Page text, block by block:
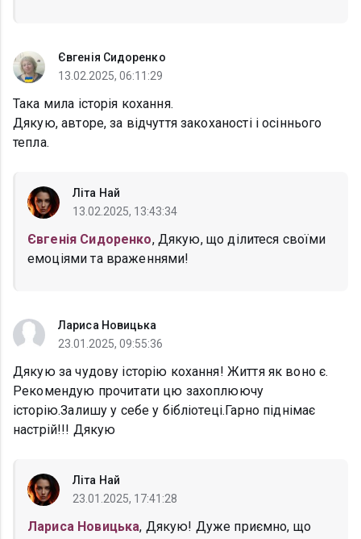
Євгенія Сидоренко
13.02.2025, 06:11:29
Така мила історія кохання.
Дякую, авторе, за відчуття закоханості і осіннього
тепла.
Літа Най
13.02.2025, 13:43:34
Євгенія Сидоренко, Дякую, що ділитеся своїми
емоціями та враженнями!
Лариса Новицька
23.01.2025, 09:55:36
Дякую за чудову історію кохання! Життя як воно є.
Рекомендую прочитати цю захоплюючу
історію.Залишу у себе у бібліотеці.Гарно піднімає
настрій!!! Дякую
Літа Най
23.01.2025, 17:41:28
Лариса Новицька, Дякую! Дуже приємно, що